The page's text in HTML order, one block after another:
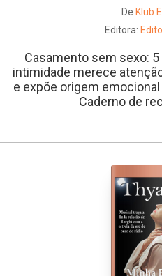
De Klub
Editora:
Casamento sem sexo:
intimidade merece
e expõe origem
Caderno de